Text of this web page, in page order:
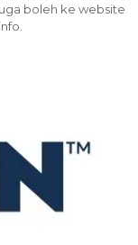
boleh ke website